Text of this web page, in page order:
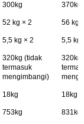
300kg 370kg
52 kg × 2 56 kg
5,5 kg × 2 5,5 kg
320kg (tidak
termasuk
mengimbangi)
320kg
18kg 18kg
753kg 831kg